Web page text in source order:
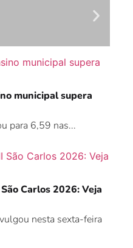
municipal supera
para 6,59 nas...
Carlos 2026: Veja
nesta sexta-feira